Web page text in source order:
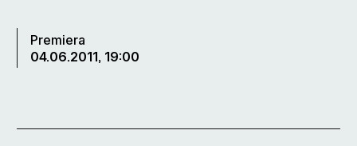
Premiera
04.06.2011, 19:00